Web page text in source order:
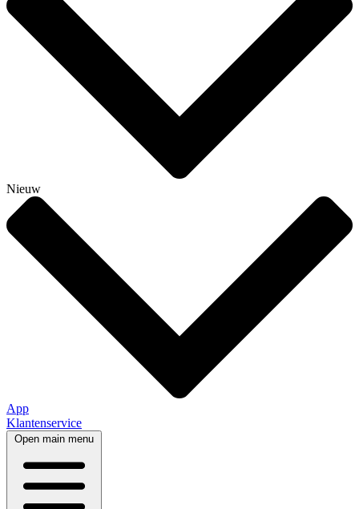
Nieuw
App
Klantenservice
Open main menu